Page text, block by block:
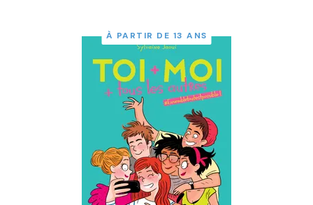
À PARTIR DE 13 ANS